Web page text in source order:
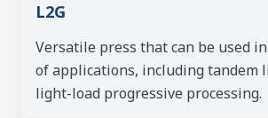
L2G
Versatile press that can be used
of applications, including tandem
light-load progressive processing.